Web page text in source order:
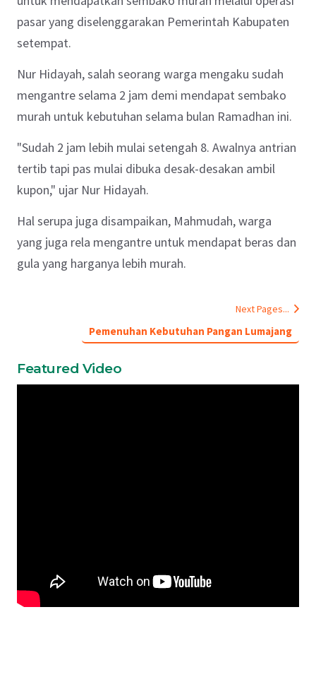
pasar yang diselenggarakan Pemerintah Kabupaten
setempat.
Nur Hidayah, salah seorang warga mengaku sudah
mengantre selama 2 jam demi mendapat sembako
murah untuk kebutuhan selama bulan Ramadhan ini.
"Sudah 2 jam lebih mulai setengah 8. Awalnya antrian
tertib tapi pas mulai dibuka desak-desakan ambil
kupon," ujar Nur Hidayah.
Hal serupa juga disampaikan, Mahmudah, warga
yang juga rela mengantre untuk mendapat beras dan
gula yang harganya lebih murah.
Next Pages...
Pemenuhan Kebutuhan Pangan Lumajang
Featured Video